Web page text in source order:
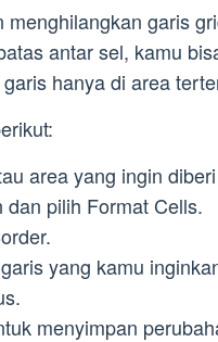
menghilangkan garis
antar sel, kamu
hanya di area
area yang ingin
dan pilih Format Cells.
yang kamu
menyimpan